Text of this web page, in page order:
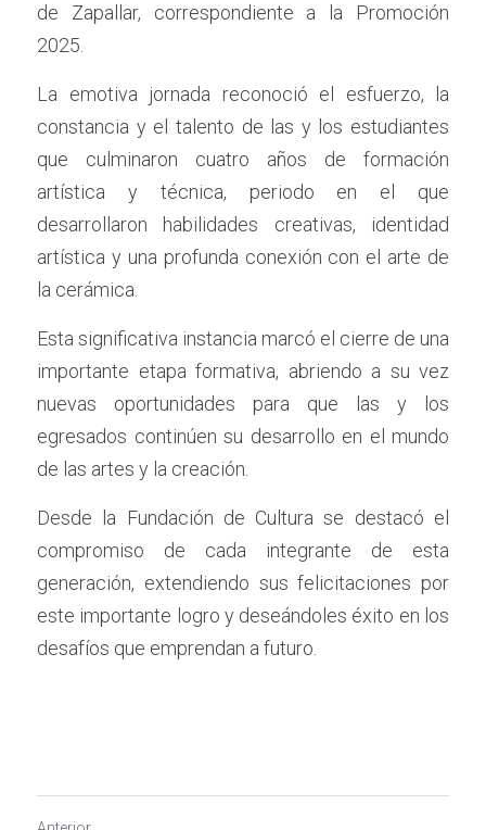
de Zapallar, correspondiente a la Promoción
2025.
La emotiva jornada reconoció el esfuerzo, la
constancia y el talento de las y los estudiantes
que culminaron cuatro años de formación
artística y técnica, periodo en el que
desarrollaron habilidades creativas, identidad
artística y una profunda conexión con el arte de
la cerámica.
Esta significativa instancia marcó el cierre de una
importante etapa formativa, abriendo a su vez
nuevas oportunidades para que las y los
egresados continúen su desarrollo en el mundo
de las artes y la creación.
Desde la Fundación de Cultura se destacó el
compromiso de cada integrante de esta
generación, extendiendo sus felicitaciones por
este importante logro y deseándoles éxito en los
desafíos que emprendan a futuro.